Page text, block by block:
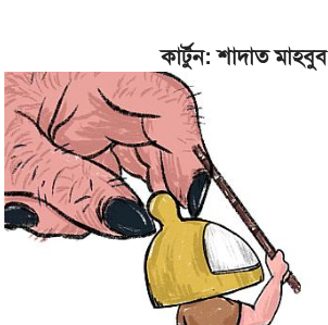
কার্টুন: শাদাত মাহবুব